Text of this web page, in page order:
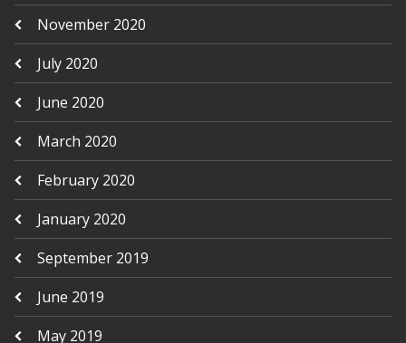
November 2020
July 2020
June 2020
March 2020
February 2020
January 2020
September 2019
June 2019
May 2019